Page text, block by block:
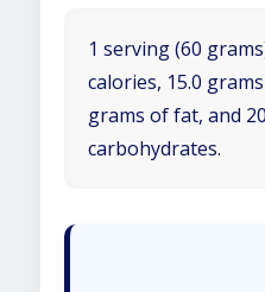
1 serving (60
calories, 15.0
grams of fat, and
carbohydrates.